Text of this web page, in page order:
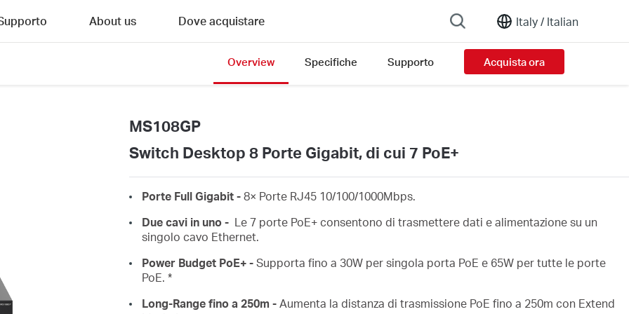
Italy / Italian
About us Dove acquistare
Overview Specifiche Supporto Acquista ora
MS108GP
Switch Desktop 8 Porte Gigabit, di cui 7 PoE+
Porte Full Gigabit -8× Porte RJ45 10/100/1000Mbps.
Due cavi in uno - Le 7 porte PoE+ consentono di trasmettere dati e alimentazione su un
singolo cavo Ethernet.
Power Budget PoE+ -Supporta fino a 30W per singola porta PoE e 65W per tutte le porte
PoE. *
Long-Range fino a 250m -Aumenta la distanza di trasmissione PoE fino a 250m con Extend